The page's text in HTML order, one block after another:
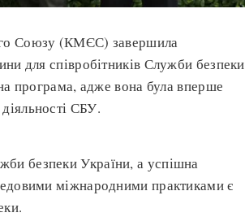
Союзу (КМЄС) завершила
для співробітників Служби безпеки
програма, адже вона була вперше
СБУ.
безпеки України, а успішна
міжнародними практиками є